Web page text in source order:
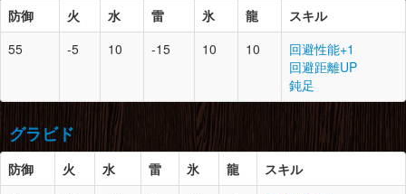
黒蝕竜の鱗×1
黒蝕竜の逆鱗×1
翼蛇竜の皮×5
轟竜の爪×4
狗竜の皮×2
腰
11
砕竜の黒曜甲×2
砕竜の尻尾×1
砕竜の甲殻×4
砕竜の骨髄×1
脚
11
轟竜の鱗×4
轟竜の爪×5
轟竜の甲殻×3
胴
11 1
砕竜の甲殻×4
砕竜の黒曜甲×3
ライトクリスタル×4
腕
11 2
砕竜の黒曜甲×3
砕竜の拳×2
なぞの粘菌×3
紅蓮石×5
防御 火 水 雷 氷 龍
スキル
55
-5 10 -15 10 10
回避性能+1
回避距離UP
鈍足
頭
12 1
鎧竜の甲殻×4
鎧竜の頭殻×2
竜骨【大】×3
イーオスの皮×4
胴
11 1
迅竜の黒毛×2
グラビド
防御 火 水 雷 氷 龍
スキル